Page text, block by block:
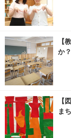
【
か
【
ま